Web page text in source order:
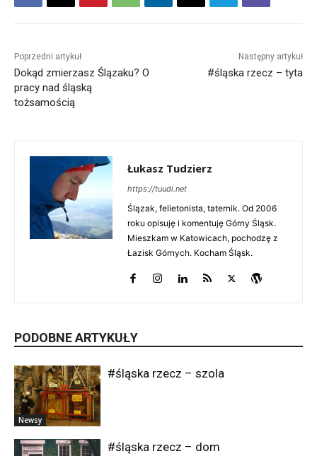
Poprzedni artykuł
Dokąd zmierzasz Ślązaku? O
pracy nad śląską
tożsamością
Następny artykuł
#śląska rzecz – tyta
Łukasz Tudzierz
https://tuudi.net
Ślązak, felietonista, taternik. Od 2006
roku opisuję i komentuję Górny Śląsk.
Mieszkam w Katowicach, pochodzę z
Łazisk Górnych. Kocham Śląsk.
PODOBNE ARTYKUŁY
Newsy
#śląska rzecz – szola
#śląska rzecz – dom